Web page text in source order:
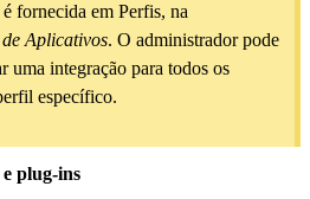
é fornecida em Perfis, na
Aplicativos. O administrador pode
uma integração para todos os
específico.
plug-ins